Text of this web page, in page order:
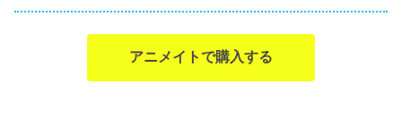
アニメイトで購入する